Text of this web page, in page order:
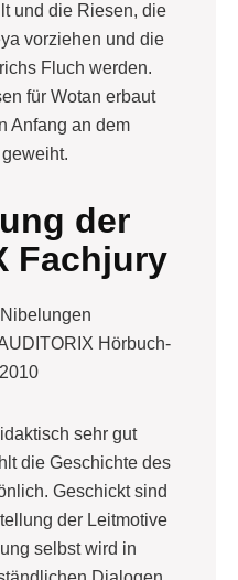
und die Riesen, die
vorziehen und die
Fluch werden.
für Wotan erbaut
Anfang an dem
der
Fachjury
Hörbuch-
sehr gut
die Geschichte des
Geschickt sind
der Leitmotive
selbst wird in